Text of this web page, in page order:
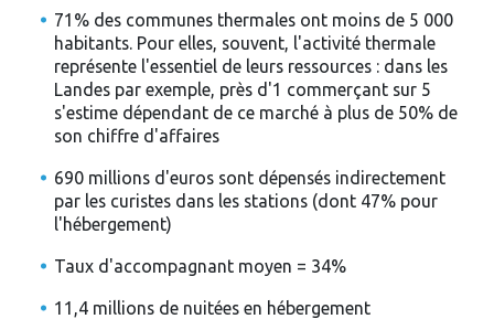
71% des communes thermales ont moins de 5 000
habitants. Pour elles, souvent, l'activité thermale
représente l'essentiel de leurs ressources : dans les
Landes par exemple, près d'1 commerçant sur 5
s'estime dépendant de ce marché à plus de 50% de
son chiffre d'affaires
690 millions d'euros sont dépensés indirectement
par les curistes dans les stations (dont 47% pour
l'hébergement)
Taux d'accompagnant moyen = 34%
11,4 millions de nuitées en hébergement